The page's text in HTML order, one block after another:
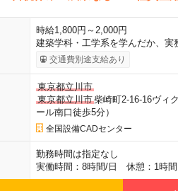
時給1,800円～2,000円
建築学科・工学系を学んだか、
交通費別途支給あり
東京都立川市
東京都立川市柴崎町2-16-16ヴィ
ール南口徒歩5分）
全国設備CADセンター
勤務時間は指定なし
実働時間：8時間/日 休憩：1時